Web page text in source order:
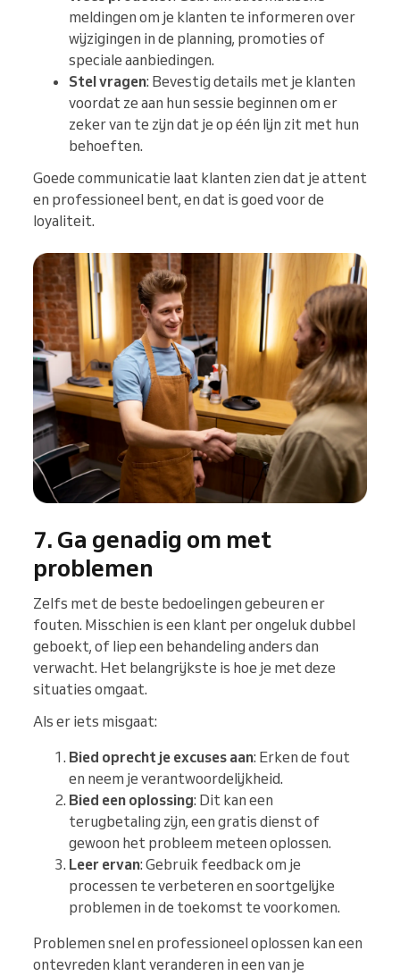
meldingen om je klanten te informeren over
wijzigingen in de planning, promoties of
speciale aanbiedingen.
Stel vragen: Bevestig details met je klanten
voordat ze aan hun sessie beginnen om er
zeker van te zijn dat je op één lijn zit met hun
behoeften.
Goede communicatie laat klanten zien dat je attent
en professioneel bent, en dat is goed voor de
loyaliteit.
7. Ga genadig om met
problemen
Zelfs met de beste bedoelingen gebeuren er
fouten. Misschien is een klant per ongeluk dubbel
geboekt, of liep een behandeling anders dan
verwacht. Het belangrijkste is hoe je met deze
situaties omgaat.
Als er iets misgaat:
Bied oprecht je excuses aan: Erken de fout
en neem je verantwoordelijkheid.
Bied een oplossing: Dit kan een
terugbetaling zijn, een gratis dienst of
gewoon het probleem meteen oplossen.
Leer ervan: Gebruik feedback om je
processen te verbeteren en soortgelijke
problemen in de toekomst te voorkomen.
Problemen snel en professioneel oplossen kan een
ontevreden klant veranderen in een van je